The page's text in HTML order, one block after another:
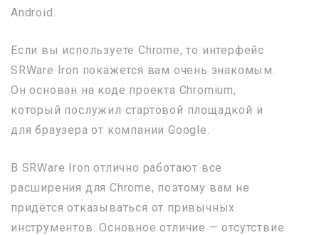
Android.
Если вы используете Chrome, то интерфейс
SRWare Iron покажется вам очень знакомым.
Он основан на коде проекта Chromium,
который послужил стартовой площадкой и
для браузера от компании Google.
В SRWare Iron отлично работают все
расширения для Chrome, поэтому вам не
придётся отказываться от привычных
инструментов. Основное отличие — отсутствие